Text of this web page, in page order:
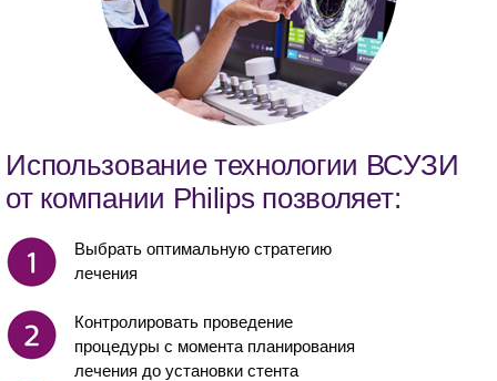
Использование технологии ВСУЗИ
от компании Philips позволяет:
Выбрать оптимальную стратегию
лечения
Контролировать проведение
процедуры с момента планирования
лечения до установки стента